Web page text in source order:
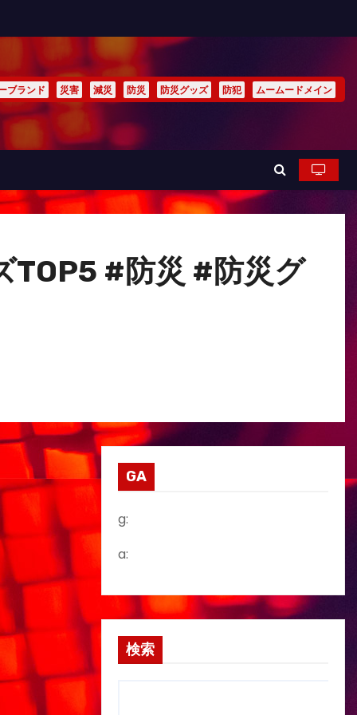
ブランド 災害 減災 防災 防災グッズ 防犯 ムームードメイン
TOP5 #防災 #防災グ
GA
g:
a:
検索